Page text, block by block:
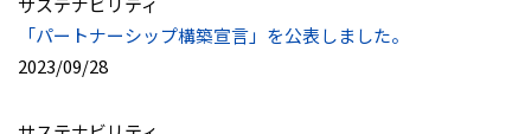
「パートナーシップ構築宣言」を公表しました。
2023/09/28